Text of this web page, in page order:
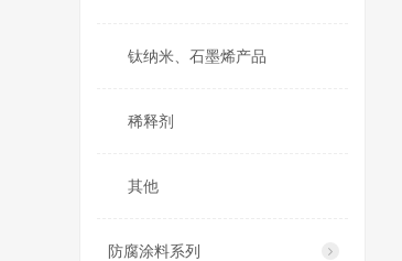
钛纳米、石墨烯产品
稀释剂
其他
防腐涂料系列